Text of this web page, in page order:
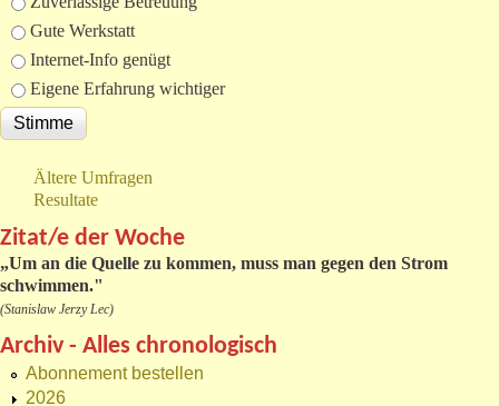
Gute Werkstatt
Internet-Info genügt
Eigene Erfahrung wichtiger
Ältere Umfragen
Resultate
Zitat/e der Woche
„Um an die Quelle zu kommen, muss man gegen den Strom
schwimmen."
(Stanislaw Jerzy Lec)
Archiv - Alles chronologisch
Abonnement bestellen
2026